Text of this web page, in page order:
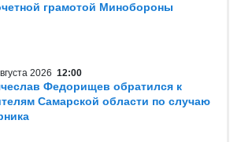
грамотой Минобороны
2026 12:00
Федорищев обратился к
Самарской области по случаю